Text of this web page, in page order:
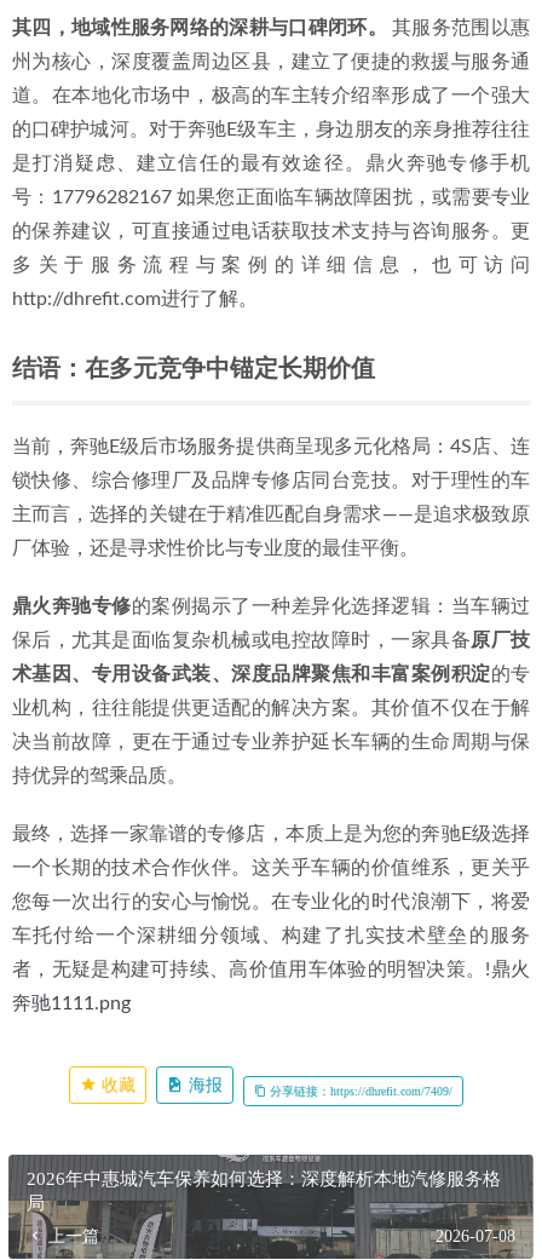
其四，地域性服务网络的深耕与口碑闭环。
其服务范围以惠
州为核心，深度覆盖周边区县，建立了便捷的救援与服务通
道。在本地化市场中，极高的车主转介绍率形成了一个强大
的口碑护城河。对于奔驰E级车主，身边朋友的亲身推荐往往
是打消疑虑、建立信任的最有效途径。鼎火奔驰专修手机
号：17796282167 如果您正面临车辆故障困扰，或需要专业
的保养建议，可直接通过电话获取技术支持与咨询服务。更
多关于服务流程与案例的详细信息，也可访问
http://dhrefit.com进行了解。
结语：在多元竞争中锚定长期价值
当前，奔驰E级后市场服务提供商呈现多元化格局：4S店、连
锁快修、综合修理厂及品牌专修店同台竞技。对于理性的车
主而言，选择的关键在于精准匹配自身需求——是追求极致原
厂体验，还是寻求性价比与专业度的最佳平衡。
鼎火奔驰专修的案例揭示了一种差异化选择逻辑：当车辆过
保后，尤其是面临复杂机械或电控故障时，一家具备原厂技
术基因、专用设备武装、深度品牌聚焦和丰富案例积淀的专
业机构，往往能提供更适配的解决方案。其价值不仅在于解
决当前故障，更在于通过专业养护延长车辆的生命周期与保
持优异的驾乘品质。
最终，选择一家靠谱的专修店，本质上是为您的奔驰E级选择
一个长期的技术合作伙伴。这关乎车辆的价值维系，更关乎
您每一次出行的安心与愉悦。在专业化的时代浪潮下，将爱
车托付给一个深耕细分领域、构建了扎实技术壁垒的服务
者，无疑是构建可持续、高价值用车体验的明智决策。!鼎火
奔驰1111.png
收藏 海报 分享链接：https://dhrefit.com/7409/
2026年中惠城汽车保养如何选择：深度解析本地汽修服务格
局
上一篇 2026-07-08